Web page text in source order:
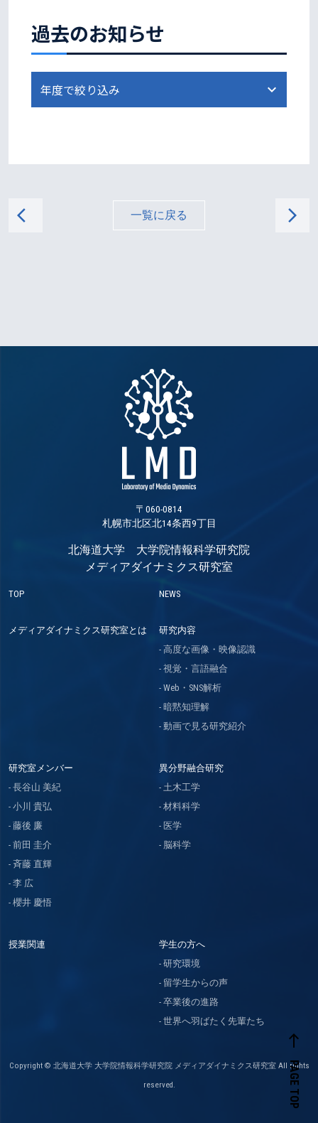
west
PAGE TOP
過去のお知らせ
arrow_back_ios 一覧に戻る arrow_forward_ios
〒060-0814
札幌市北区北14条西9丁目
北海道大学 大学院情報科学研究院
メディアダイナミクス研究室
TOP NEWS
メディアダイナミクス研究室とは
研究内容
高度な画像・映像認識
視覚・言語融合
Web・SNS解析
暗黙知理解
動画で見る研究紹介
研究室メンバー
長谷山 美紀
小川 貴弘
藤後 廉
前田 圭介
斉藤 直輝
李 広
櫻井 慶悟
異分野融合研究
土木工学
材料科学
医学
脳科学
授業関連
学生の方へ
研究環境
留学生からの声
卒業後の進路
世界へ羽ばたく先輩たち
Copyright © 北海道大学 大学院情報科学研究院 メディアダイナミクス研究室 All rights
reserved.